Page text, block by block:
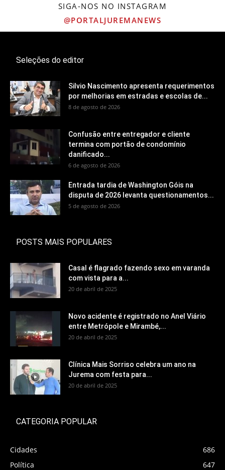
SIGA-NOS NO INSTAGRAM
@PORTALJUREMANEWS
Seleções do editor
Silvio Nascimento apresenta requerimentos
por melhorias em estradas e escolas de...
8 de agosto de 2026
Confusão entre entregador e cliente
termina com portão de condomínio
danificado...
6 de agosto de 2026
Entrada tardia de Washington Góis na
disputa de 2026 levanta questionamentos...
5 de agosto de 2026
POSTS MAIS POPULARES
Casal é flagrado fazendo sexo em varanda
com vista para a...
20 de abril de 2025
Novo acidente é registrado no Anel Viário
entre Metrópole e Mirambé,...
20 de abril de 2025
Clínica Mais Sorriso celebra um ano na
Jurema com festa para...
20 de abril de 2025
CATEGORIA POPULAR
Cidades
686
Política
647